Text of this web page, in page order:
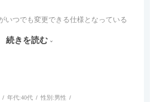
いつでも変更できる仕様となっている
て使用可能なスライドテーブルや収納
が置けるスライド棚板がついているの
ィスなどでの収納家具やリビングでの
続きを読む
年代:40代 性別:男性